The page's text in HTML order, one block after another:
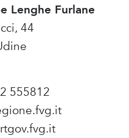
Lenghe Furlane
44
555812